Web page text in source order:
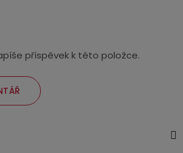
příspěvek k této položce.